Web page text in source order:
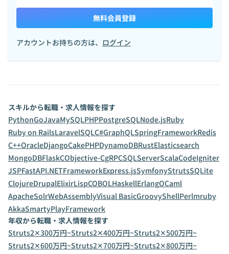
無料会員登録
アカウントお持ちの方は、 ログイン
スキルから転職・求人情報を探す
PythonGoJavaMySQLPHPPostgreSQLNode.jsRuby
Ruby on RailsLaravelSQLC#GraphQLSpringFrameworkRedis
C++OracleDjangoCakePHPDynamoDBRustElasticsearch
MongoDBFlaskCObjective-CgRPCSQLServerScalaCodeIgniter
JSPFastAPI.NETFrameworkExpress.jsSymfonyStrutsSQLite
ClojureDrupalElixirLispCOBOLHaskellErlangOCaml
ApacheSolrWebAssemblyVisual BasicGroovyShellPerlmruby
AkkaSmartyPlayFramework
年収から転職・求人情報を探す
Struts2✕300万円~Struts2✕400万円~Struts2✕500万円~
Struts2✕600万円~Struts2✕700万円~Struts2✕800万円~